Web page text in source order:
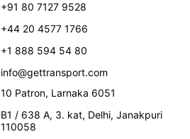
+91 80 7127 9528
+44 20 4577 1766
+1 888 594 54 80
info@gettransport.com
10 Patron, Larnaka 6051
B1 / 638 A, 3. kat, Delhi,Janakpuri
110058